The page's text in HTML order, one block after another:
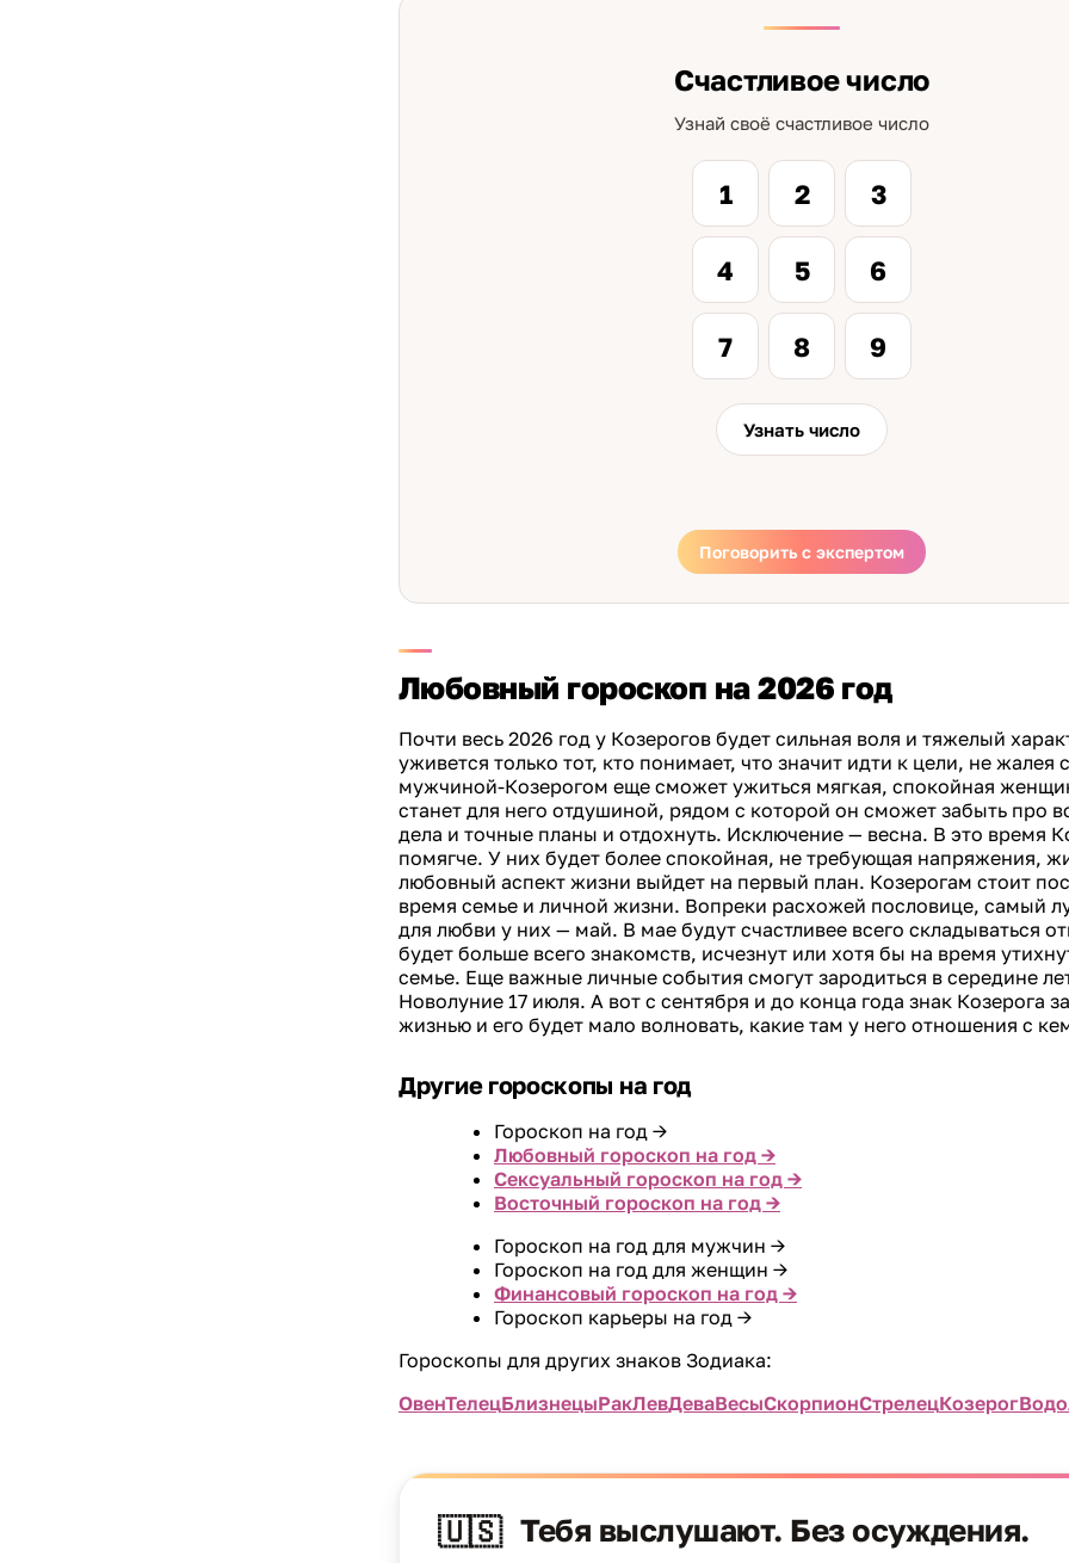
Счастливое число
Узнай своё счастливое число
1 2 3
4 5 6
7 8 9
Узнать число
Поговорить с экспертом
Любовный гороскоп на 2026 год
Почти весь 2026 год у Козерогов будет сильная воля и тяжелый
уживется только тот, кто понимает, что значит идти к цели, не жалея
мужчиной-Козерогом еще сможет ужиться мягкая, спокойная
станет для него отдушиной, рядом с которой он сможет забыть про
дела и точные планы и отдохнуть. Исключение — весна. В это время
помягче. У них будет более спокойная, не требующая напряжения,
любовный аспект жизни выйдет на первый план. Козерогам стоит
время семье и личной жизни. Вопреки расхожей пословице, самый
для любви у них — май. В мае будут счастливее всего складываться
будет больше всего знакомств, исчезнут или хотя бы на время
семье. Еще важные личные события смогут зародиться в середине
Новолуние 17 июля. А вот с сентября и до конца года знак Козерога
жизнью и его будет мало волновать, какие там у него отношения с
Другие гороскопы на год
Гороскоп на год →
Любовный гороскоп на год →
Сексуальный гороскоп на год →
Восточный гороскоп на год →
Гороскоп на год для мужчин →
Гороскоп на год для женщин →
Финансовый гороскоп на год →
Гороскоп карьеры на год →
Гороскопы для других знаков Зодиака:
ОвенТелецБлизнецыРакЛевДеваВесыСкорпионСтрелецКозерог
🇺🇸 Тебя выслушают. Без осуждения.